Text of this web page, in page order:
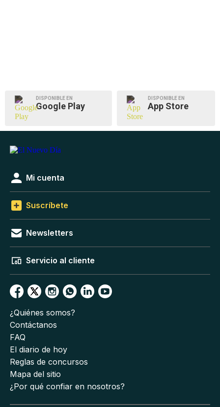
DISPONIBLE EN
Google Play
DISPONIBLE EN
App Store
Mi cuenta
Suscríbete
Newsletters
Servicio al cliente
¿Quiénes somos?
Contáctanos
FAQ
El diario de hoy
Reglas de concursos
Mapa del sitio
¿Por qué confiar en nosotros?